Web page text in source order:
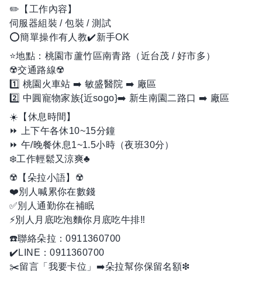
✏️【工作內容】
伺服器組裝 / 包裝 / 測試
⭕簡單操作有人教✔️新手OK
⭐地點：桃園市蘆竹區南青路（近台茂 / 好市多）
☢️交通路線☢️
1️⃣ 桃園火車站 ➡️ 敏盛醫院 ➡️ 廠區
2️⃣ 中圓寵物家族{近sogo}➡️ 新生南園二路口 ➡️ 廠區
☀️【休息時間】
⏩ 上下午各休10~15分鐘
⏩ 午/晚餐休息1~1.5小時（夜班30分）
❄️工作輕鬆又涼爽♣️
☢️【朵拉小語】☢️
❤️別人喊累你在數錢
✅別人通勤你在補眠
⚡別人月底吃泡麵你月底吃牛排‼️
☎️聯絡朵拉：0911360700
✔️LINE：0911360700
✂️留言「我要卡位」➡️朵拉幫你保留名額❇